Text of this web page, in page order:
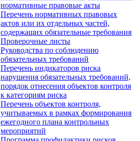
нормативные правовые акты
Перечень нормативных правовых
актов или их отдельных частей,
содержащих обязательные требования
Проверочные листы
Руководства по соблюдению
обязательных требований
Перечень индикаторов риска
нарушения обязательных требований,
порядок отнесения объектов контроля
к категориям риска
Перечень объектов контроля,
учитываемых в рамках формирования
ежегодного плана контрольных
мероприятий